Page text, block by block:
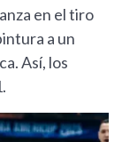
en el tiro
a un
Así, los